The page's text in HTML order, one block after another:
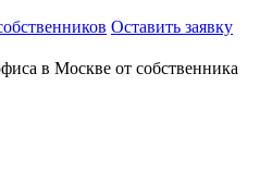
Оставить заявку
в Москве от собственника